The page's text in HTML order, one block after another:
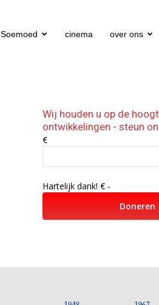
Soemoed cinema over ons
Wij houden u op de
ontwikkelingen - steun
€
Hartelijk dank!€ -
Doneren